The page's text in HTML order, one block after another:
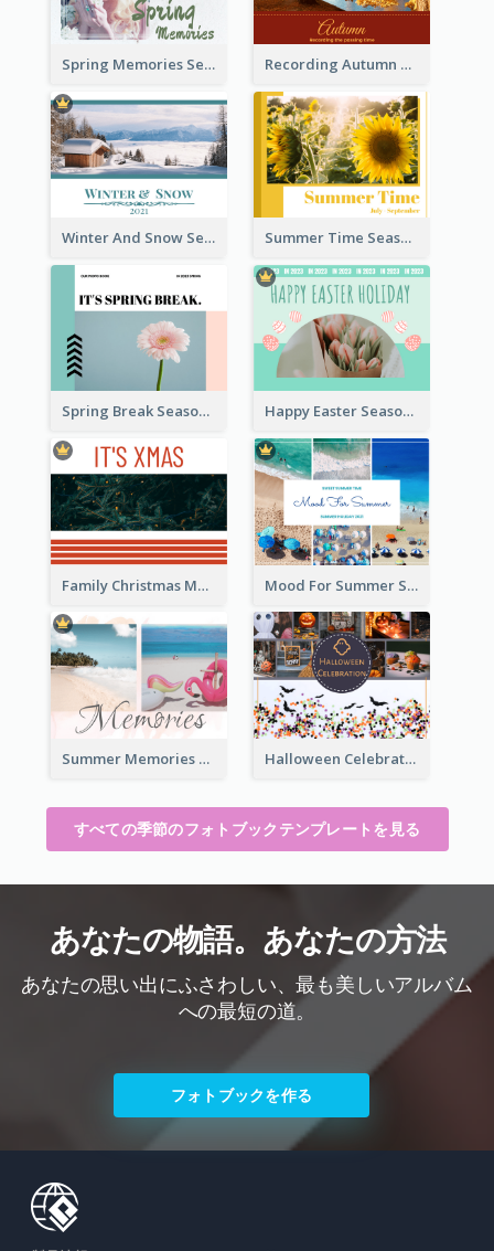
Spring Memories Seasonal Photo Book Recording Autumn Seasonal Photo Book
Winter And Snow Seasonal Photo Book Summer Time Seasonal Photo Book
Spring Break Seasonal Photo Book Happy Easter Seasonal Photo Book
Family Christmas Memories Seasonal Photo Book Mood For Summer Seasonal Photo Book
Summer Memories Seasonal Photo Book Halloween Celebration Photo Book
すべての季節のフォトブックテンプレートを見る
あなたの物語。あなたの方法
あなたの思い出にふさわしい、最も美しいアルバム
への最短の道。
フォトブックを作る